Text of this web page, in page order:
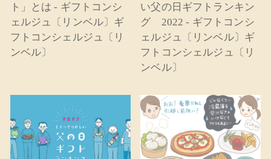
ト」とは - ギフトコンシ
ェルジュ〔リンベル〕ギ
フトコンシェルジュ〔リ
ンベル〕
い父の日ギフトランキン
グ 2022 - ギフトコンシ
ェルジュ〔リンベル〕ギ
フトコンシェルジュ〔リ
ンベル〕